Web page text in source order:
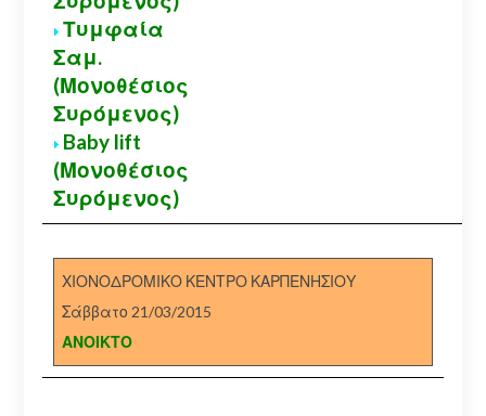
Τυμφαία
Σαμ.
(Μονοθέσιος
Συρόμενος)
Baby lift
(Μονοθέσιος
Συρόμενος)
ΧΙΟΝΟΔΡΟΜΙΚΟ ΚΕΝΤΡΟ ΚΑΡΠΕΝΗΣΙΟΥ
Σάββατο 21/03/2015
ΑΝΟΙΚΤΟ